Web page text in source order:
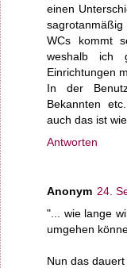
einen
WCs kommt
weshalb ich
Einrichtungen
In der
Bekannten
auch das ist
Antworten
Anonym 24.
"... wie lange
umgehen
Nun das